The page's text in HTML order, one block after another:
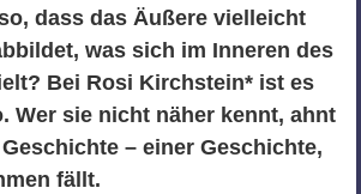
dass das Äußere vielleicht
was sich im Inneren des
Bei Rosi Kirchstein* ist es
Wer sie nicht näher kennt, ahnt
– einer Geschichte,
fällt.